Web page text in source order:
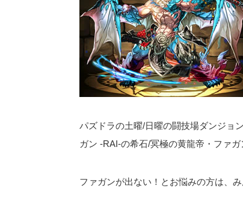
パズドラの土曜/日曜の闘技場ダンジョ
ガン -RAI-の希石/冥極の黄龍帝・ファ
ファガンが出ない！とお悩みの方は、